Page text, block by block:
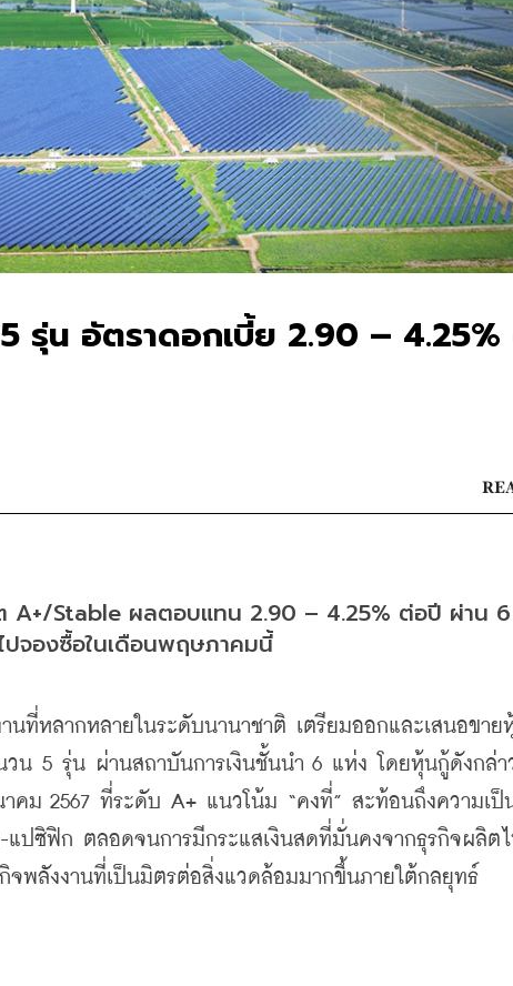
รุ่น อัตราดอกเบี้ย 2.90 –
A+/Stable ผลตอบแทน 2.90 – 4.25% ต่อปี ผ่าน 6
ปจองซื้อในเดือนพฤษภาคมนี้
ที่หลากหลายในระดับนานาชาติ เตรียมออกและเสนอขาย
น 5 รุ่น ผ่านสถาบันการเงินชั้นนำ 6 แห่ง โดยหุ้นกู้ดังกล่า
คม 2567 ที่ระดับ A+ แนวโน้ม “คงที่” สะท้อนถึงความเป็
แปซิฟิก ตลอดจนการมีกระแสเงินสดที่มั่นคงจากธุรกิจผลิต
จพลังงานที่เป็นมิตรต่อสิ่งแวดล้อมมากขึ้นภายใต้กลยุทธ์